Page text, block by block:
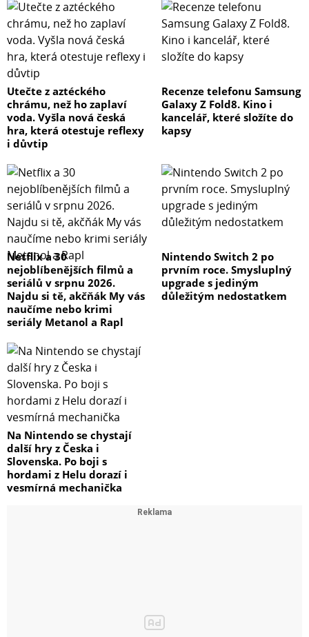
Utečte z aztéckého
chrámu, než ho zaplaví
voda. Vyšla nová česká
hra, která otestuje reflexy
i důvtip
Recenze telefonu Samsung
Galaxy Z Fold8. Kino i
kancelář, které složíte do
kapsy
Netflix a 30
nejoblíbenějších filmů a
seriálů v srpnu 2026.
Najdu si tě, akčňák My vás
naučíme nebo krimi
seriály Metanol a Rapl
Nintendo Switch 2 po
prvním roce. Smysluplný
upgrade s jediným
důležitým nedostatkem
Na Nintendo se chystají
další hry z Česka i
Slovenska. Po boji s
hordami z Helu dorazí i
vesmírná mechanička